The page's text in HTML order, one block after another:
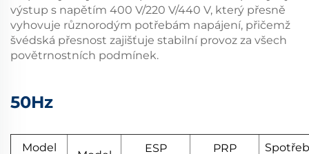
výstup s napětím 400 V/220 V/440 V, který přesně
vyhovuje různorodým potřebám napájení, přičemž
švédská přesnost zajišťuje stabilní provoz za všech
povětrnostních podmínek.
50Hz
Model
ESP PRP